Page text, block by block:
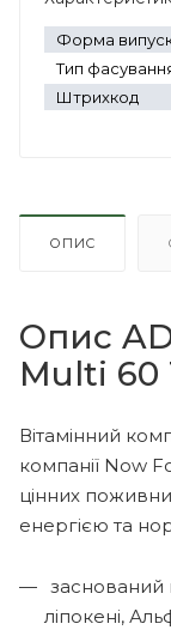
Форма
Тип
Штрихкод
ОПИС
Опис
Multi 60
Вітамінний
компанії Now
цінних
енергією та
заснований
ліпокені,